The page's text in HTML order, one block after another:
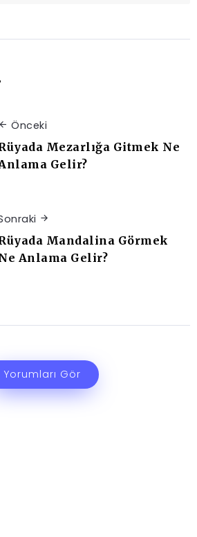
Önceki
Mezarlığa Gitmek Ne
Gelir?
Mandalina Görmek
Anlama Gelir?
Yorumları Gör